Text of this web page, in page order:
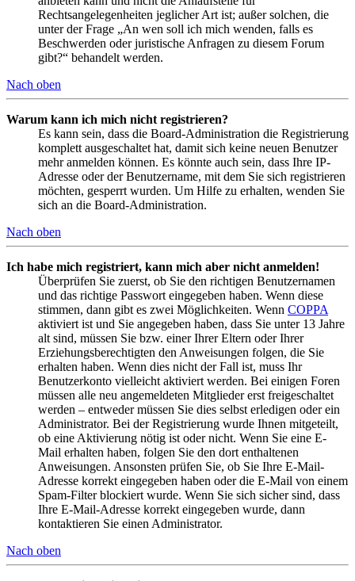
Rechtsangelegenheiten jeglicher Art ist; außer solchen, die
unter der Frage „An wen soll ich mich wenden, falls es
Beschwerden oder juristische Anfragen zu diesem Forum
gibt?“ behandelt werden.
Nach oben
Warum kann ich mich nicht registrieren?
Es kann sein, dass die Board-Administration die Registrierung
komplett ausgeschaltet hat, damit sich keine neuen Benutzer
mehr anmelden können. Es könnte auch sein, dass Ihre IP-
Adresse oder der Benutzername, mit dem Sie sich registrieren
möchten, gesperrt wurden. Um Hilfe zu erhalten, wenden Sie
sich an die Board-Administration.
Nach oben
Ich habe mich registriert, kann mich aber nicht anmelden!
Überprüfen Sie zuerst, ob Sie den richtigen Benutzernamen
und das richtige Passwort eingegeben haben. Wenn diese
stimmen, dann gibt es zwei Möglichkeiten. Wenn COPPA
aktiviert ist und Sie angegeben haben, dass Sie unter 13 Jahre
alt sind, müssen Sie bzw. einer Ihrer Eltern oder Ihrer
Erziehungsberechtigten den Anweisungen folgen, die Sie
erhalten haben. Wenn dies nicht der Fall ist, muss Ihr
Benutzerkonto vielleicht aktiviert werden. Bei einigen Foren
müssen alle neu angemeldeten Mitglieder erst freigeschaltet
werden – entweder müssen Sie dies selbst erledigen oder ein
Administrator. Bei der Registrierung wurde Ihnen mitgeteilt,
ob eine Aktivierung nötig ist oder nicht. Wenn Sie eine E-
Mail erhalten haben, folgen Sie den dort enthaltenen
Anweisungen. Ansonsten prüfen Sie, ob Sie Ihre E-Mail-
Adresse korrekt eingegeben haben oder die E-Mail von einem
Spam-Filter blockiert wurde. Wenn Sie sich sicher sind, dass
Ihre E-Mail-Adresse korrekt eingegeben wurde, dann
kontaktieren Sie einen Administrator.
Nach oben